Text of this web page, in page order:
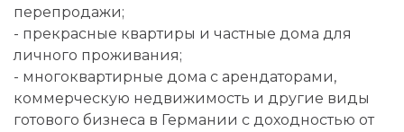
перепродажи;
- прекрасные квартиры и частные дома для
личного проживания;
- многоквартирные дома с арендаторами,
коммерческую недвижимость и другие виды
готового бизнеса в Германии с доходностью от